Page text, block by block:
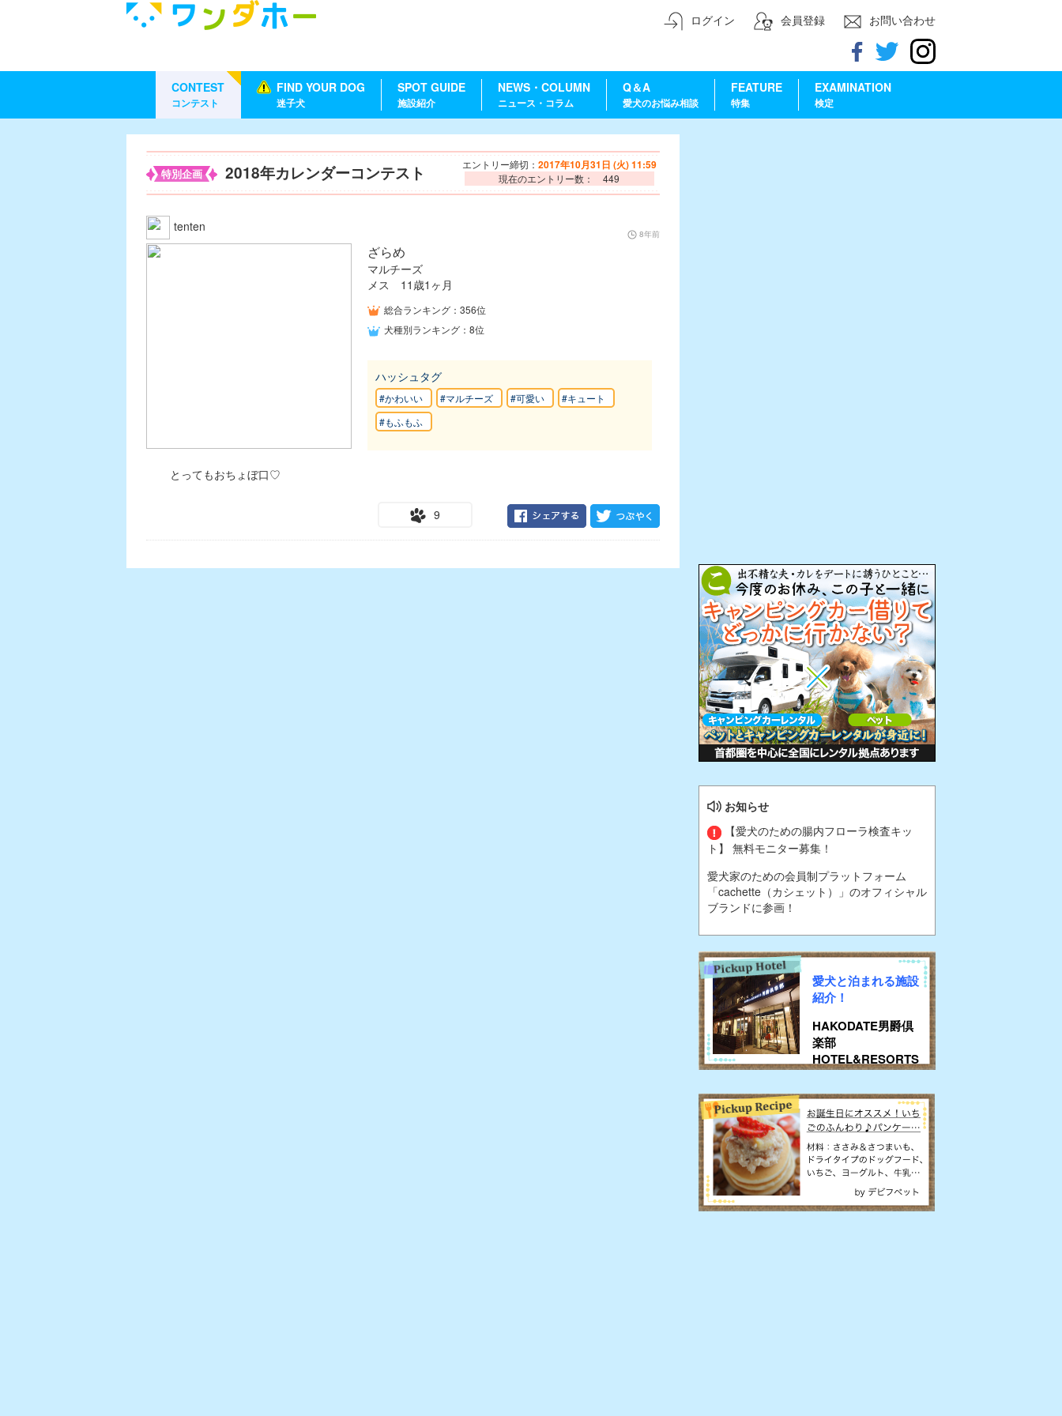
ログイン 会員登録 お問い合わせ
CONTEST
コンテスト
FIND YOUR DOG
迷子犬
SPOT GUIDE
施設紹介
NEWS・COLUMN
ニュース・コラム
Q＆A
愛犬のお悩み相談
FEATURE
特集
EXAMINATION
検定
特別企画 2018年カレンダーコンテスト エントリー締切： 2017年10月31日 (火) 11:59
現在のエントリー数： 449
tenten 8年前
ざらめ
マルチーズ
メス 11歳1ヶ月
総合ランキング：356位
犬種別ランキング：8位
ハッシュタグ
#かわいい #マルチーズ #可愛い
#キュート
#もふもふ
とってもおちょぼ口♡
9
お知らせ
【愛犬のための腸内フローラ検査キッ
ト】 無料モニター募集！
愛犬家のための会員制プラットフォーム
「cachette（カシェット）」のオフィシャル
ブランドに参画！
愛犬と泊まれる施設
紹介！
HAKODATE男爵倶
楽部
HOTEL&RESORTS